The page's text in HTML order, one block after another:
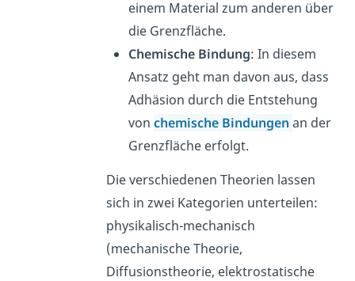
einem Material zum anderen über
die Grenzfläche.
Chemische Bindung: In diesem
Ansatz geht man davon aus, dass
Adhäsion durch die Entstehung
vonchemische Bindungenan der
Grenzfläche erfolgt.
Die verschiedenen Theorien lassen
sich in zwei Kategorien unterteilen:
physikalisch-mechanisch
(mechanische Theorie,
Diffusionstheorie, elektrostatische